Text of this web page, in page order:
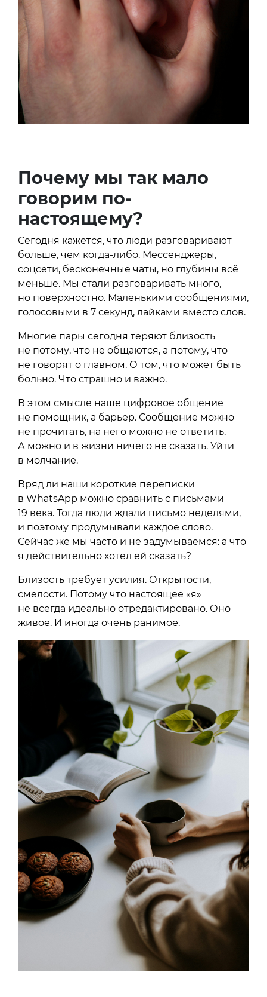
Почему мы так мало
говорим по-
настоящему?
Сегодня кажется, что люди разговаривают
больше, чем когда-либо. Мессенджеры,
соцсети, бесконечные чаты, но глубины всё
меньше. Мы стали разговаривать много,
но поверхностно. Маленькими сообщениями,
голосовыми в 7 секунд, лайками вместо слов.
Многие пары сегодня теряют близость
не потому, что не общаются, а потому, что
не говорят о главном. О том, что может быть
больно. Что страшно и важно.
В этом смысле наше цифровое общение
не помощник, а барьер. Сообщение можно
не прочитать, на него можно не ответить.
А можно и в жизни ничего не сказать. Уйти
в молчание.
Вряд ли наши короткие переписки
в WhatsApp можно сравнить с письмами
19 века. Тогда люди ждали письмо неделями,
и поэтому продумывали каждое слово.
Сейчас же мы часто и не задумываемся: а что
я действительно хотел ей сказать?
Близость требует усилия. Открытости,
смелости. Потому что настоящее «я»
не всегда идеально отредактировано. Оно
живое. И иногда очень ранимое.